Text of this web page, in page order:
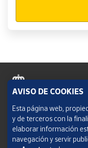
Política de cookies
Aviso legal
Condiciones del servicio
AVISO DE COOKIES
Esta página web,
y de terceros con la
elaborar información
navegación y servir